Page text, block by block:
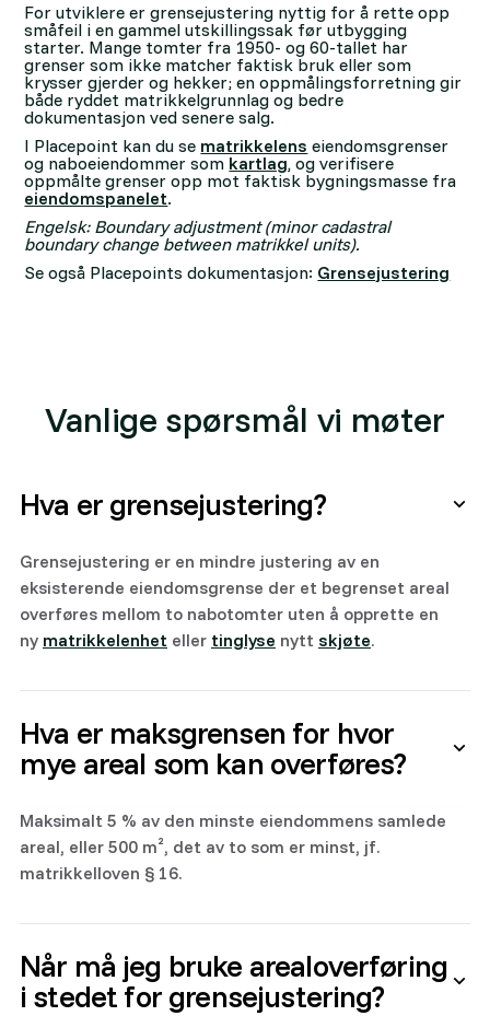
For utviklere er grensejustering nyttig for å rette opp
småfeil i en gammel utskillingssak før utbygging
starter. Mange tomter fra 1950- og 60-tallet har
grenser som ikke matcher faktisk bruk eller som
krysser gjerder og hekker; en oppmålingsforretning gir
både ryddet matrikkelgrunnlag og bedre
dokumentasjon ved senere salg.
I Placepoint kan du se matrikkelens eiendomsgrenser
og naboeiendommer som kartlag, og verifisere
oppmålte grenser opp mot faktisk bygningsmasse fra
eiendomspanelet.
Engelsk: Boundary adjustment (minor cadastral
boundary change between matrikkel units).
Se også Placepoints dokumentasjon: Grensejustering
Vanlige spørsmål vi møter
Hva er grensejustering?
Grensejustering er en mindre justering av en
eksisterende eiendomsgrense der et begrenset areal
overføres mellom to nabotomter uten å opprette en
ny matrikkelenhet eller tinglyse nytt skjøte.
Hva er maksgrensen for hvor
mye areal som kan overføres?
Maksimalt 5 % av den minste eiendommens samlede
areal, eller 500 m², det av to som er minst, jf.
matrikkelloven § 16.
Når må jeg bruke arealoverføring
i stedet for grensejustering?